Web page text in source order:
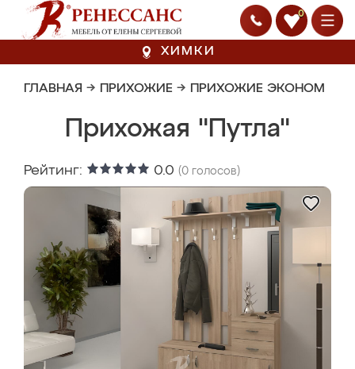
0
ХИМКИ
ГЛАВНАЯ → ПРИХОЖИЕ → ПРИХОЖИЕ ЭКОНОМ
Прихожая "Путла"
Рейтинг: 0.0 (0 голосов)